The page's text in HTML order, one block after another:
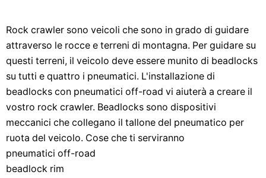
Rock crawler sono veicoli che sono in grado di guidare
attraverso le rocce e terreni di montagna. Per guidare su
questi terreni, il veicolo deve essere munito di beadlocks
su tutti e quattro i pneumatici. L'installazione di
beadlocks con pneumatici off-road vi aiuterà a creare il
vostro rock crawler. Beadlocks sono dispositivi
meccanici che collegano il tallone del pneumatico per
ruota del veicolo. Cose che ti serviranno
pneumatici off-road
beadlock rim